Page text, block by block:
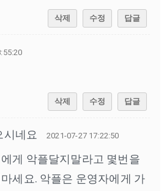
삭제 수정 답글
삭제 수정 답글
시네요 2021-07-27 17:22:50
게 악플달지말라고 몇번을
세요. 악플은 운영자에게 가